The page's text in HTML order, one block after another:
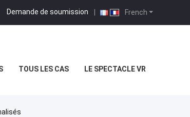
French
Demande de soumission |
TOUS LES CAS LE SPECTACLE VR